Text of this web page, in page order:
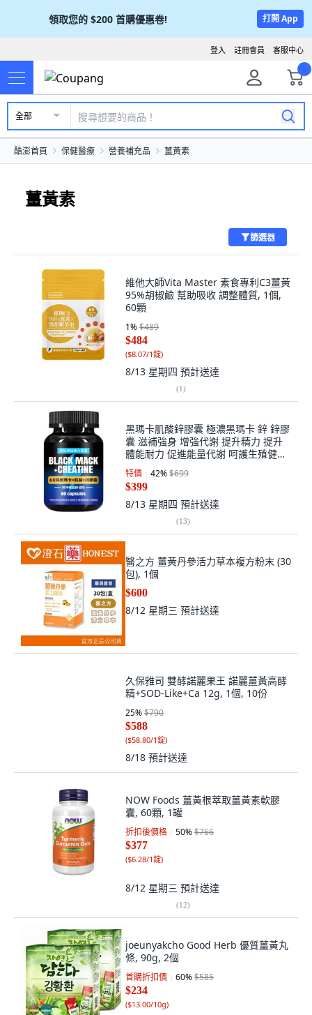
領取您的 $200 首購優惠卷! 打開 App
客服中心
註冊會員
登入
全部
酷澎首頁 保健醫療 營養補充品 薑黃素
薑黃素
篩選器
維他大師Vita Master 素食專利C3薑黃
95%胡椒鹼 幫助吸收 調整體質, 1個,
60顆
1%$489
$484
($8.07/1錠)
8/13 星期四 預計送達
(1)
黑瑪卡肌酸鋅膠囊 極濃黑瑪卡 鋅 鋅膠
囊 滋補強身 增強代謝 提升精力 提升
體能耐力 促進能量代謝 呵護生殖健康,
1個（體驗裝）, 60顆
特價 42%$699
$399
8/13 星期四 預計送達
(13)
醫之方 薑黃丹參活力草本複方粉末 (30
包), 1個
$600
8/12 星期三 預計送達
久保雅司 雙酵諾麗果王 諾麗薑黃高酵
精+SOD-Like+Ca 12g, 1個, 10份
25%$790
$588
($58.80/1錠)
8/18 預計送達
NOW Foods 薑黃根萃取薑黃素軟膠
囊, 60顆, 1罐
折扣後價格 50%$766
$377
($6.28/1錠)
8/12 星期三 預計送達
(12)
joeunyakcho Good Herb 優質薑黃丸
條, 90g, 2個
首購折扣價 60%$585
$234
($13.00/10g)